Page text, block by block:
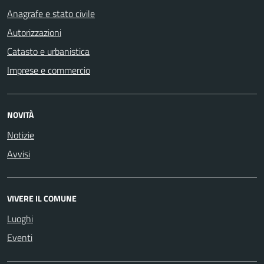
Anagrafe e stato civile
Autorizzazioni
Catasto e urbanistica
Imprese e commercio
NOVITÀ
Notizie
Avvisi
VIVERE IL COMUNE
Luoghi
Eventi